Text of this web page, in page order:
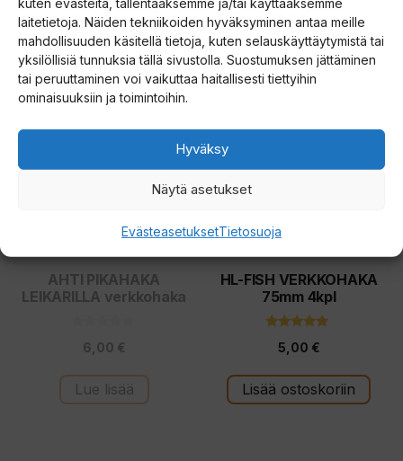
laitetietoja. Näiden tekniikoiden hyväksyminen antaa meille
mahdollisuuden käsitellä tietoja, kuten selauskäyttäytymistä tai
yksilöllisiä tunnuksia tällä sivustolla. Suostumuksen jättäminen
tai peruuttaminen voi vaikuttaa haitallisesti tiettyihin
ominaisuuksiin ja toimintoihin.
Hyväksy
Näytä asetukset
EvästeasetuksetTietosuoja
5
:
s
t
ä
23,00€–75,00€Hintaluokka:
23,00 €
-
75,00 €
Valitse vaihtoehdoista
5
:
s
t
16,00€ –21,00
16,00 €
-
Valitse vaihtoehdoista
AHTI PIKAHAKA
LEIKARILLA verkkohaka
s
6,00 €
Lue lisää
HL-FISH VERKKOHAKA
75mm 4kpl
5:stä
5,00 €
Lisää ostoskoriin